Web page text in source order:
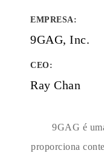
EMPRESA:
9GAG, Inc.
CEO:
Ray Chan
9GAG é
proporciona